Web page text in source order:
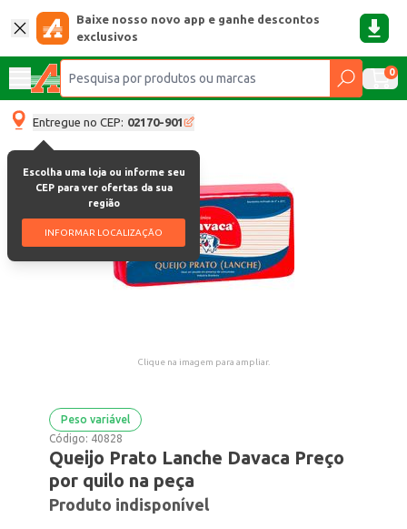
Baixe nosso novo app e ganhe descontos
exclusivos
0
Entregue no CEP: 02170-901
Escolha uma loja ou informe seu
CEP para ver ofertas da sua
região
INFORMAR LOCALIZAÇÃO
Clique na imagem para ampliar.
Peso variável
Código: 40828
Queijo Prato Lanche Davaca Preço
por quilo na peça
Produto indisponível